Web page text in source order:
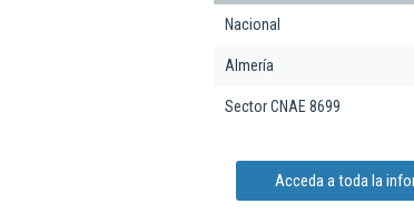
Nacional
Almería
Sector CNAE 8699
Acceda a toda la